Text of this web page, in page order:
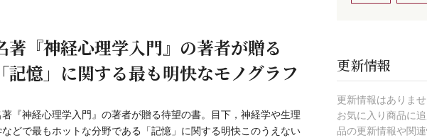
著『神経心理学入門』の著者が贈る
記憶」に関する最も明快なモノグラフ
著『神経心理学入門』の著者が贈る待望の書。目下，神経学や生理
などで最もホットな分野である「記憶」に関する明快このうえない
更新情報
更新情報はありませ
お気に入り商品に
品の更新情報や関